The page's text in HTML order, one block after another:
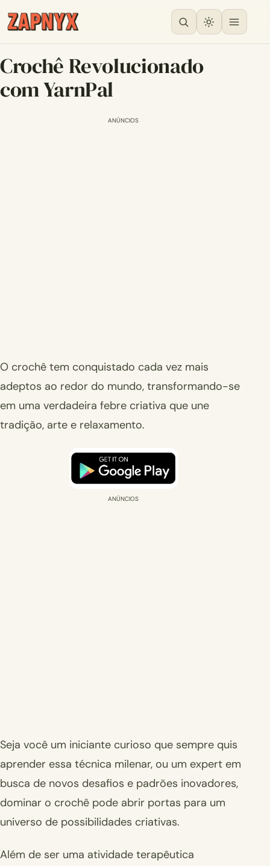
Crochê Revolucionado
com YarnPal
ANÚNCIOS
O crochê tem conquistado cada vez mais
adeptos ao redor do mundo, transformando-se
em uma verdadeira febre criativa que une
tradição, arte e relaxamento.
ANÚNCIOS
Seja você um iniciante curioso que sempre quis
aprender essa técnica milenar, ou um expert em
busca de novos desafios e padrões inovadores,
dominar o crochê pode abrir portas para um
universo de possibilidades criativas.
Além de ser uma atividade terapêutica